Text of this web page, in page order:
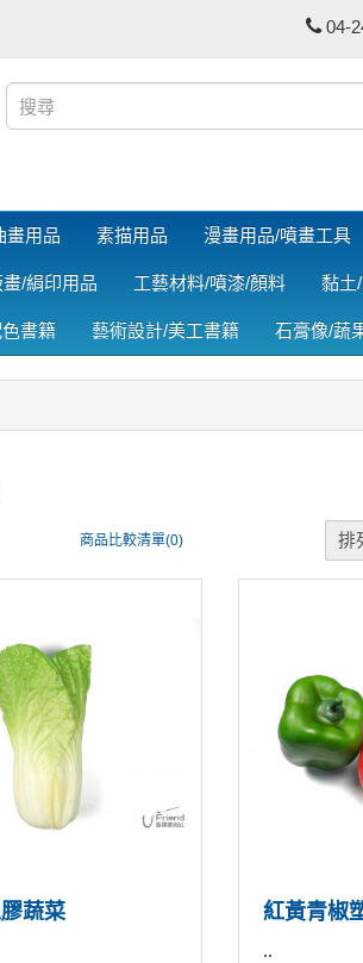
04-
畫用品 素描用品 漫畫用品/噴畫工具
畫/絹印用品 工藝材料/噴漆/顏料 黏土
書籍 藝術設計/美工書籍 石膏像/蔬
商品比較清單(0) 排
蔬菜 紅黃青椒
..